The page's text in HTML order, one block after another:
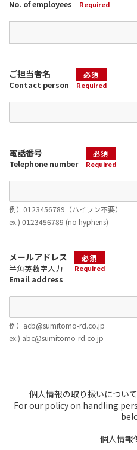
No. of employees Required
ご担当者名
Contact person
必須
Required
電話番号
Telephone number
必須
Required
例）0123456789（ハイフン不要）
ex.) 0123456789 (no hyphens)
メールアドレス
半角英数字入力
Email address
必須
Required
例）acb@sumitomo-rd.co.jp
ex.) abc@sumitomo-rd.co.jp
個人情報の取り扱いについ
For our policy on handling
個人情報